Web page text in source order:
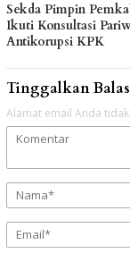
Sekda Pimpin
Ikuti Konsultasi
Antikorupsi KPK
Tinggalkan
Alamat email Anda